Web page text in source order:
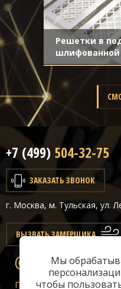
Мы
чтобы
Решетки в
Материал-
Отделка
-
нержавейка
+7 (499) 504-32-75
ЗАКАЗАТЬ ЗВОНОК
г. Москва, м. Тульская, ул.
ВЫЗВАТЬ ЗАМЕРЩИКА
info@classicair.ru
Пн-Сб:10 — 20